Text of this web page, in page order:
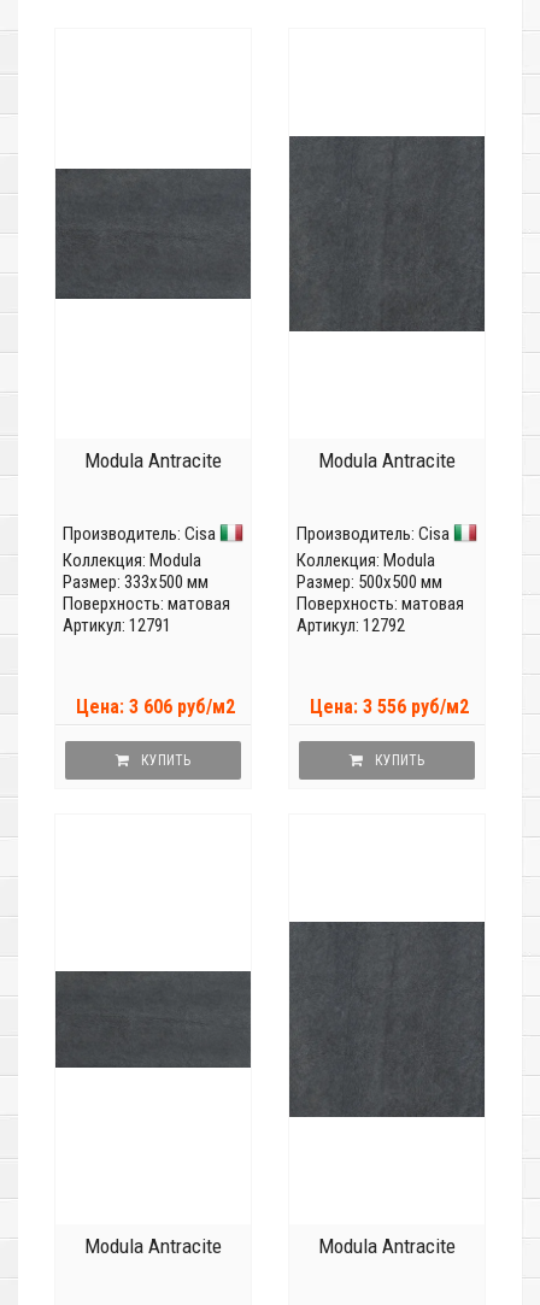
Modula Antracite
Производитель: Cisa
Коллекция: Modula
Размер: 333x500 мм
Поверхность: матовая
Артикул: 12791
Цена: 3 606 руб/м2
КУПИТЬ
Modula Antracite
Производитель: Cisa
Коллекция: Modula
Размер: 500x500 мм
Поверхность: матовая
Артикул: 12792
Цена: 3 556 руб/м2
КУПИТЬ
Modula Antracite Modula Antracite